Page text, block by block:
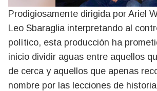
Prodigiosamente dirigida por Ariel
Leo Sbaraglia interpretando al
político, esta producción ha
inicio dividir aguas entre aquellos
de cerca y aquellos que apenas
nombre por las lecciones de